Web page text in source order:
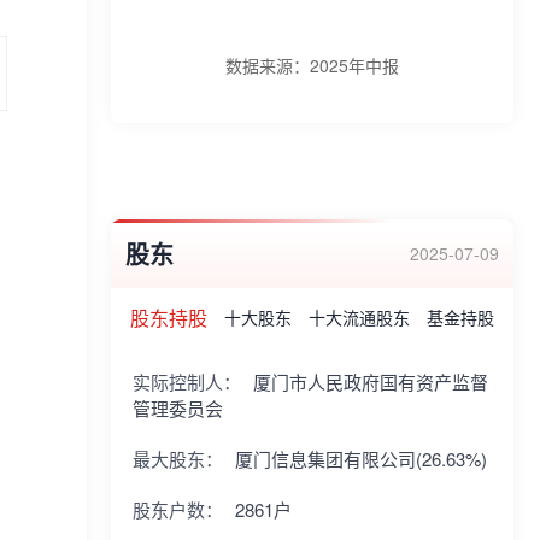
数据来源： 2025年中报
股东 2025-07-09
股东持股 十大股东 十大流通股东 基金持股
实际控制人：
厦门市人民政府国有资产监督
管理委员会
最大股东：
厦门信息集团有限公司(26.63%)
股东户数：
2861户